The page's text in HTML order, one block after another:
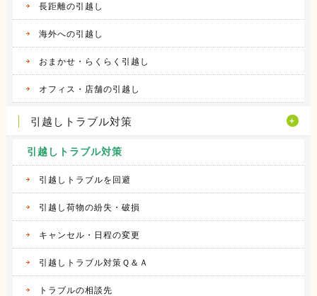
長距離の引越し
海外への引越し
おまかせ・らくらく引越し
オフィス・店舗の引越し
引越しトラブル対策
引越しトラブル対策
引越しトラブルを回避
引越し荷物の紛失・破損
キャンセル・日程の変更
引越しトラブル対策Ｑ＆Ａ
トラブルの相談先